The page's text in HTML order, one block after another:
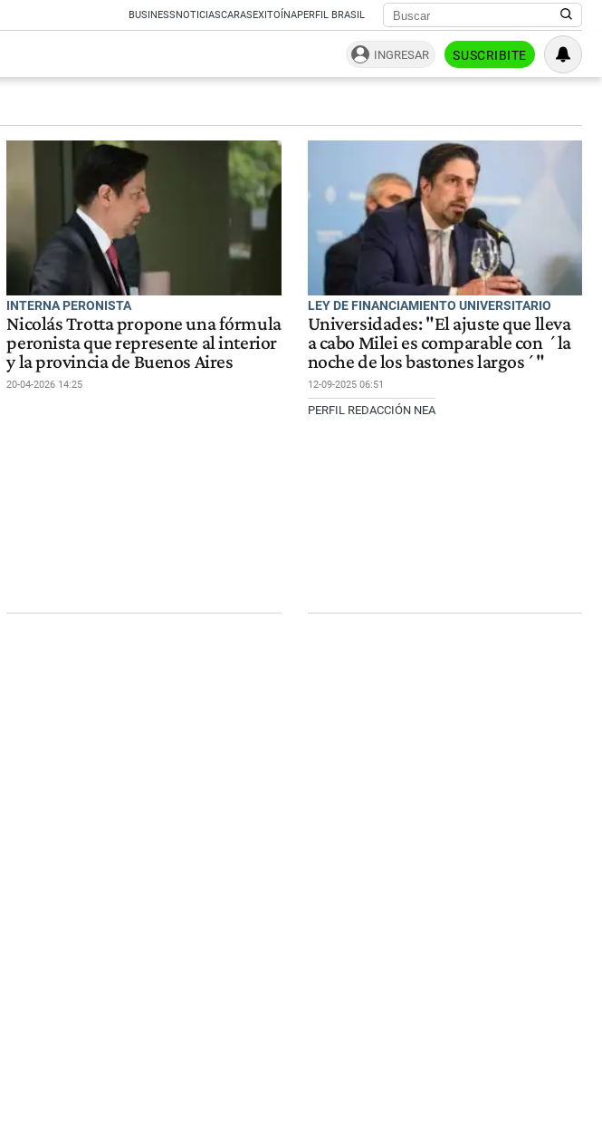
BUSINESSNOTICIASCARASEXITOÍNAPERFIL BRASIL
INGRESAR SUSCRIBITE
INTERNA PERONISTA
Nicolás Trotta propone una fórmula
peronista que represente al interior
y la provincia de Buenos Aires
20-04-2026 14:25
LEY DE FINANCIAMIENTO UNIVERSITARIO
Universidades: "El ajuste que lleva
a cabo Milei es comparable con ´la
noche de los bastones largos´"
12-09-2025 06:51
PERFIL REDACCIÓN NEA